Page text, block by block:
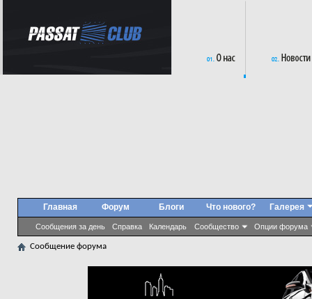
Главная Форум
Сообщения за день Справка Календарь Сообщество Опции форума
Блоги Что нового? Галерея
Сообщение форума